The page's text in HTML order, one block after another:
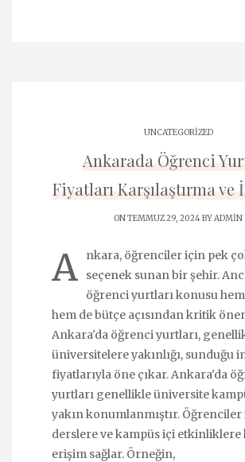
UNCATEGORIZED
Ankarada Öğrenci
Fiyatları Karşılaştırma ve
ON TEMMUZ 29, 2024 BYADMIN
A
nkara, öğrenciler için pek
seçenek sunan bir şehir.
öğrenci yurtları konusu
hem de bütçe açısından kritik
Ankara'da öğrenci yurtları,
üniversitelere yakınlığı, sunduğu
fiyatlarıyla öne çıkar. Ankara'da
yurtları genellikle üniversite
yakın konumlanmıştır. Öğrenciler
derslere ve kampüs içi etkinliklere
erişim sağlar. Örneğin,